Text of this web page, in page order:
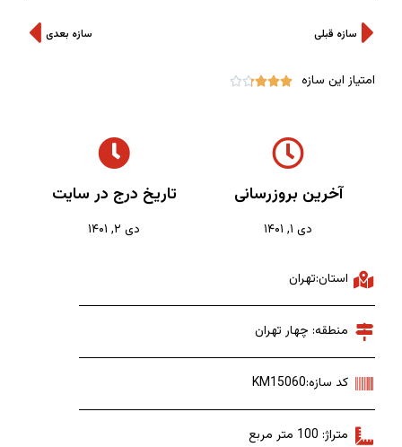
سازه قبلی سازه بعدی
امتیاز این سازه 




آخرین بروزرسانی
دی ۱, ۱۴۰۱
تاریخ درج در سایت
دی ۲, ۱۴۰۱
استان:تهران
منطقه: چهار تهران
کد سازه:KM15060
متراژ: 100 متر مربع